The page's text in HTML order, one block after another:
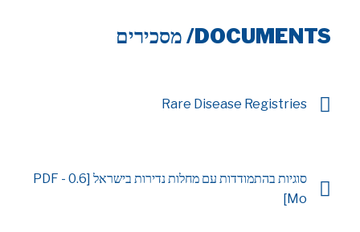
DOCUMENTS/ מסכירים
Rare Disease Registries
סוגיות בהתמודדות עם מחלות נדירות בישראל [PDF - 0.6
Mo]